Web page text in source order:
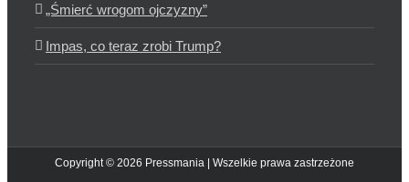
„Śmierć wrogom ojczyzny”
Impas, co teraz zrobi Trump?
Copyright © 2026 Pressmania | Wszelkie prawa zastrzeżone